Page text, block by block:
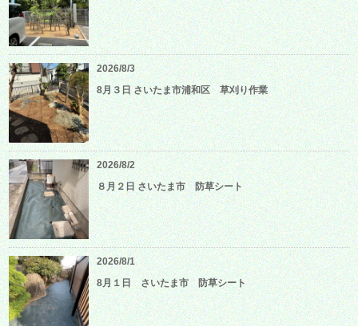
2026/8/3
8月３日 さいたま市浦和区 草刈り作業
2026/8/2
８月２日 さいたま市 防草シート
2026/8/1
8月１日 さいたま市 防草シート